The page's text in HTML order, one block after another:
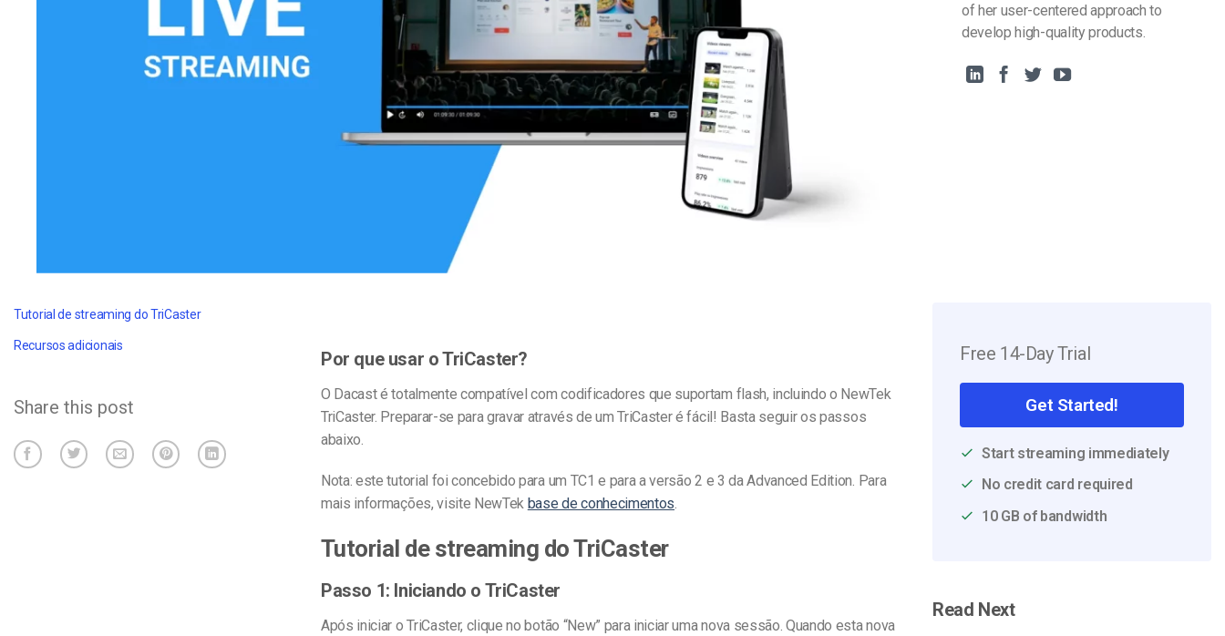
Alojamento de Vídeo Online
Video CMS
Privacidade e Segurança
Análise de Vídeo
Monetização de Vídeo
Marketing em Vídeo
of her user-centered approach to
develop high-quality products.
Tutorial de streaming do TriCaster
Recursos adicionais
Share this post
Por que usar o TriCaster?
O Dacast é totalmente compatível com codificadores que suportam flash, incluindo o NewTek
TriCaster. Preparar-se para gravar através de um TriCaster é fácil! Basta seguir os passos
abaixo.
Nota: este tutorial foi concebido para um TC1 e para a versão 2 e 3 da Advanced Edition. Para
mais informações, visite NewTek base de conhecimentos.
Tutorial de streaming do TriCaster
Passo 1: Iniciando o TriCaster
Após iniciar o TriCaster, clique no botão “New” para iniciar uma nova sessão. Quando esta nova
Free 14-Day Trial
Get Started!
Start streaming immediately
No credit card required
10 GB of bandwidth
Read Next